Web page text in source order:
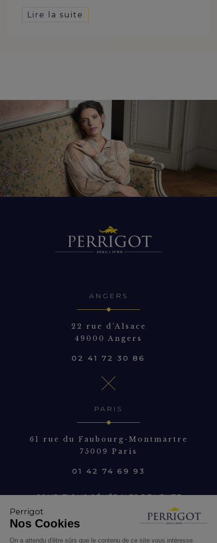
Perrigot
Nos Cookies
On a attendu d'être sûrs que le contenu de ce site vous intéresse
concerne des bijoux offerts lors d’occasions
exceptionnelles, mais les raisons de vouloir faire
Lire la suite
ANGERS
22 rue d’Alsace
49000 Angers
02 41 72 30 86
PARIS
61 rue du Faubourg-Montmartre
75009 Paris
01 42 74 69 93
CONDITIONS GÉNÉRALES DE VENTE
MENTIONS LÉGALES